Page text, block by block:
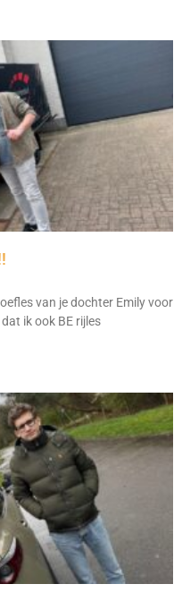
van je dochter Emily voor
ik ook BE rijles